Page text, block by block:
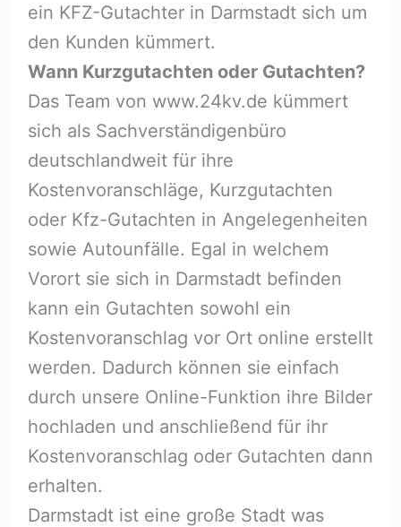
ein KFZ-Gutachter in Darmstadt sich um
den Kunden kümmert.
Wann Kurzgutachten oder Gutachten?
Das Team von www.24kv.de kümmert
sich als Sachverständigenbüro
deutschlandweit für ihre
Kostenvoranschläge, Kurzgutachten
oder Kfz-Gutachten in Angelegenheiten
sowie Autounfälle. Egal in welchem
Vorort sie sich in Darmstadt befinden
kann ein Gutachten sowohl ein
Kostenvoranschlag vor Ort online erstellt
werden. Dadurch können sie einfach
durch unsere Online-Funktion ihre Bilder
hochladen und anschließend für ihr
Kostenvoranschlag oder Gutachten dann
erhalten.
Darmstadt ist eine große Stadt was